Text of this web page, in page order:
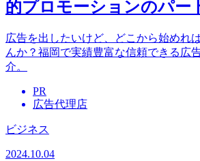
的プロモーションのパー
広告を出したいけど、どこから始めれ
んか？福岡で実績豊富な信頼できる広
介。
PR
広告代理店
ビジネス
2024.10.04